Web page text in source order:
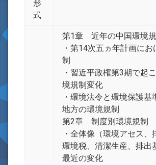
形
式
第1章 近年の中国環境
・第14次五ヵ年計画に
制
・習近平政権第3期で起
境規制変化
・環境法令と環境保護基
地方の環境規制
第2章 制度別環境規制
・全体像（環境アセス、
環境税、清潔生産、排出
最近の変化